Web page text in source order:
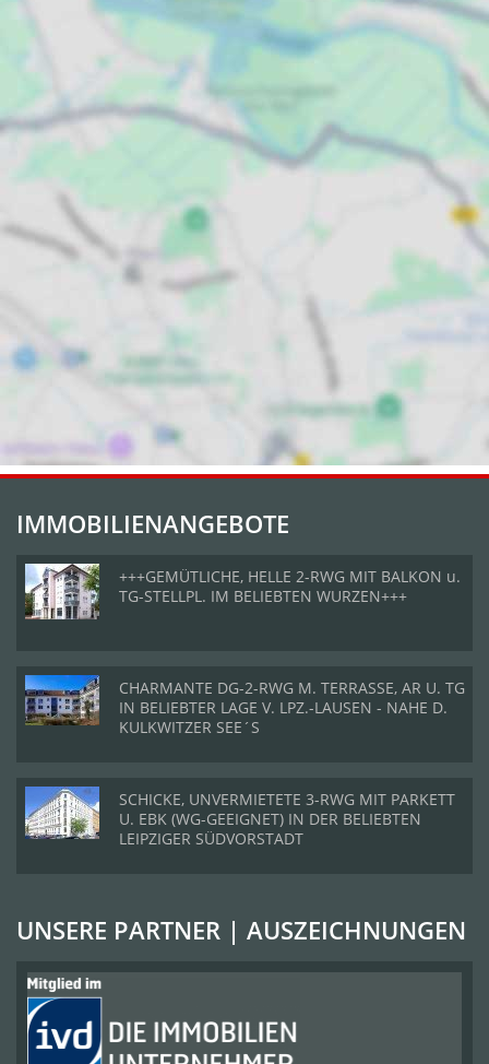
IMMOBILIENANGEBOTE
+++GEMÜTLICHE, HELLE 2-RWG MIT BALKON u.
TG-STELLPL. IM BELIEBTEN WURZEN+++
CHARMANTE DG-2-RWG M. TERRASSE, AR U. TG
IN BELIEBTER LAGE V. LPZ.-LAUSEN - NAHE D.
KULKWITZER SEE´S
SCHICKE, UNVERMIETETE 3-RWG MIT PARKETT
U. EBK (WG-GEEIGNET) IN DER BELIEBTEN
LEIPZIGER SÜDVORSTADT
UNSERE PARTNER | AUSZEICHNUNGEN